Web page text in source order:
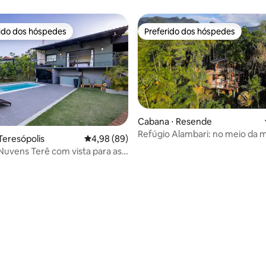
de 5, 30 avaliações
preferidos dos hóspedes
dos hóspedes
4,98 de uma avaliação média de 5, 89
4,98 (89)
Terê com vista para as
Preferido dos hóspedes
Preferido dos hóspedes
Cabana ⋅ Resende
Refúgio Alambari: no meio da